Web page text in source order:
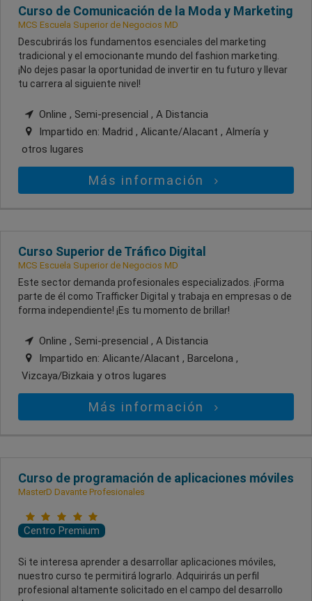
Curso de Comunicación de la Moda y Marketing
MCS Escuela Superior de Negocios MD
Descubrirás los fundamentos esenciales del marketing
tradicional y el emocionante mundo del fashion marketing.
¡No dejes pasar la oportunidad de invertir en tu futuro y llevar
tu carrera al siguiente nivel!
Online , Semi-presencial , A Distancia
Impartido en: Madrid , Alicante/Alacant , Almería y
otros lugares
Más información
Curso Superior de Tráfico Digital
MCS Escuela Superior de Negocios MD
Este sector demanda profesionales especializados. ¡Forma
parte de él como Trafficker Digital y trabaja en empresas o de
forma independiente! ¡Es tu momento de brillar!
Online , Semi-presencial , A Distancia
Impartido en: Alicante/Alacant , Barcelona ,
Vizcaya/Bizkaia y otros lugares
Más información
Curso de programación de aplicaciones móviles
MasterD Davante Profesionales
Centro Premium
Si te interesa aprender a desarrollar aplicaciones móviles,
nuestro curso te permitirá lograrlo. Adquirirás un perfil
profesional altamente solicitado en el campo del desarrollo